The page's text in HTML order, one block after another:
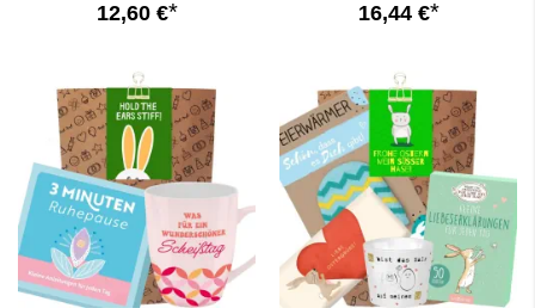
12,60 € 16,44 €